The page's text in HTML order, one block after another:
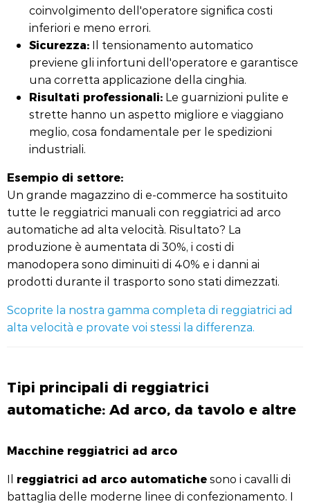
coinvolgimento dell'operatore significa costi
inferiori e meno errori.
Sicurezza: Il tensionamento automatico
previene gli infortuni dell'operatore e garantisce
una corretta applicazione della cinghia.
Risultati professionali: Le guarnizioni pulite e
strette hanno un aspetto migliore e viaggiano
meglio, cosa fondamentale per le spedizioni
industriali.
Esempio di settore:
Un grande magazzino di e-commerce ha sostituito
tutte le reggiatrici manuali con reggiatrici ad arco
automatiche ad alta velocità. Risultato? La
produzione è aumentata di 30%, i costi di
manodopera sono diminuiti di 40% e i danni ai
prodotti durante il trasporto sono stati dimezzati.
Scoprite la nostra gamma completa di reggiatrici ad
alta velocità e provate voi stessi la differenza.
Tipi principali di reggiatrici
automatiche: Ad arco, da tavolo e altre
Macchine reggiatrici ad arco
Il reggiatrici ad arco automatichesono i cavalli di
battaglia delle moderne linee di confezionamento. I